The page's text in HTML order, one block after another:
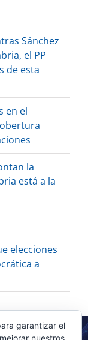
Sánchez
el PP
de esta
en el
la
está a la
elecciones
a
garantizar el
nuestros